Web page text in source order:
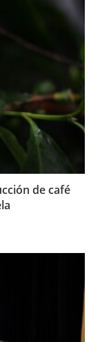
de café